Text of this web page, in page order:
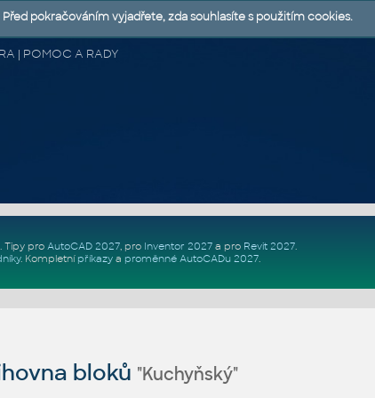
| POMOC A RADY
. Tipy pro AutoCAD 2027, pro Inventor 2027a pro Revit 2027.
. Kompletní příkazya proměnné AutoCADu 2027.
bloků "Kuchyňský"
pokračováním vyjadřete, zda souhlasíte s použitím cookies.